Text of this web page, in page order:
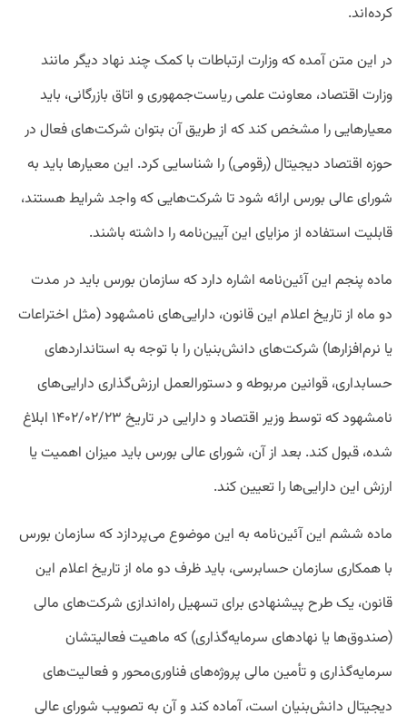
کرده‌اند.
در این متن آمده که وزارت ارتباطات با کمک چند نهاد دیگر مانند
وزارت اقتصاد، معاونت علمی ریاست‌جمهوری و اتاق بازرگانی، باید
معیارهایی را مشخص کند که از طریق آن بتوان شرکت‌های فعال در
حوزه اقتصاد دیجیتال (رقومی) را شناسایی کرد. این معیارها باید به
شورای عالی بورس ارائه شود تا شرکت‌هایی که واجد شرایط هستند،
قابلیت استفاده از مزایای این آیین‌نامه را داشته باشند.
ماده پنجم این آئین‌نامه اشاره دارد که سازمان بورس باید در مدت
دو ماه از تاریخ اعلام این قانون، دارایی‌های نامشهود (مثل اختراعات
یا نرم‌افزارها) شرکت‌های دانش‌بنیان را با توجه به استانداردهای
حسابداری، قوانین مربوطه و دستورالعمل ارزش‌گذاری دارایی‌های
نامشهود که توسط وزیر اقتصاد و دارایی در تاریخ ۱۴۰۲/۰۲/۲۳ ابلاغ
شده، قبول کند. بعد از آن، شورای عالی بورس باید میزان اهمیت یا
ارزش این دارایی‌ها را تعیین کند.
ماده ششم این آئین‌نامه به این موضوع می‌پردازد که سازمان بورس
با همکاری سازمان حسابرسی، باید ظرف دو ماه از تاریخ اعلام این
قانون، یک طرح پیشنهادی برای تسهیل راه‌اندازی شرکت‌های مالی
(صندوق‌ها یا نهادهای سرمایه‌گذاری) که ماهیت فعالیتشان
سرمایه‌گذاری و تأمین مالی پروژه‌های فناوری‌محور و فعالیت‌های
دیجیتال دانش‌بنیان است، آماده کند و آن به تصویب شورای عالی